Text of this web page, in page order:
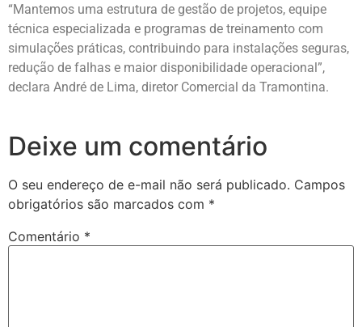
“Mantemos uma estrutura de gestão de projetos, equipe
técnica especializada e programas de treinamento com
simulações práticas, contribuindo para instalações seguras,
redução de falhas e maior disponibilidade operacional”,
declara André de Lima, diretor Comercial da Tramontina.
Deixe um comentário
O seu endereço de e-mail não será publicado. Campos
obrigatórios são marcados com *
Comentário *